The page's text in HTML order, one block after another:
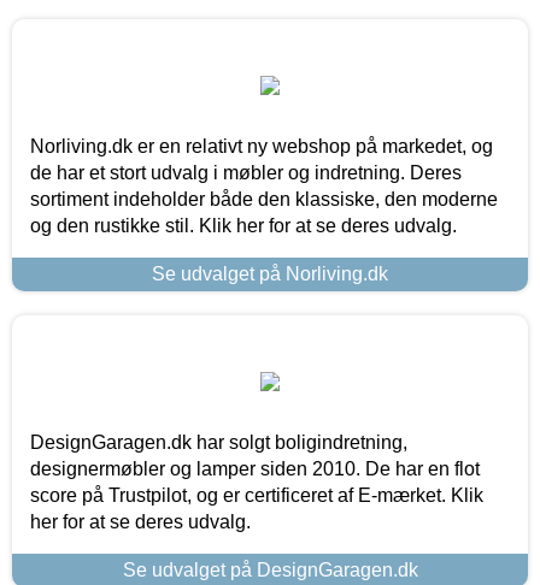
Norliving.dk er en relativt ny webshop på markedet, og
de har et stort udvalg i møbler og indretning. Deres
sortiment indeholder både den klassiske, den moderne
og den rustikke stil. Klik her for at se deres udvalg.
Se udvalget på Norliving.dk
DesignGaragen.dk har solgt boligindretning,
designermøbler og lamper siden 2010. De har en flot
score på Trustpilot, og er certificeret af E-mærket. Klik
her for at se deres udvalg.
Se udvalget på DesignGaragen.dk